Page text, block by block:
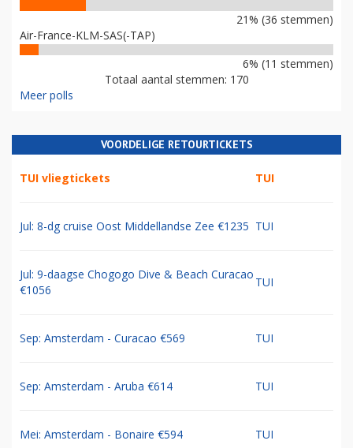
21% (36 stemmen)
Air-France-KLM-SAS(-TAP)
6% (11 stemmen)
Totaal aantal stemmen: 170
Meer polls
VOORDELIGE RETOURTICKETS
TUI vliegtickets TUI
Jul: 8-dg cruise Oost Middellandse Zee €1235 TUI
Jul: 9-daagse Chogogo Dive & Beach Curacao
€1056
TUI
Sep: Amsterdam - Curacao €569 TUI
Sep: Amsterdam - Aruba €614 TUI
Mei: Amsterdam - Bonaire €594 TUI